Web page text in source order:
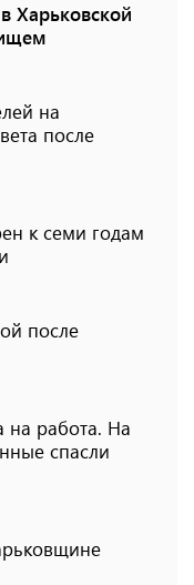
Харьковской
на
после
к семи годам
после
на работа. На
спасли